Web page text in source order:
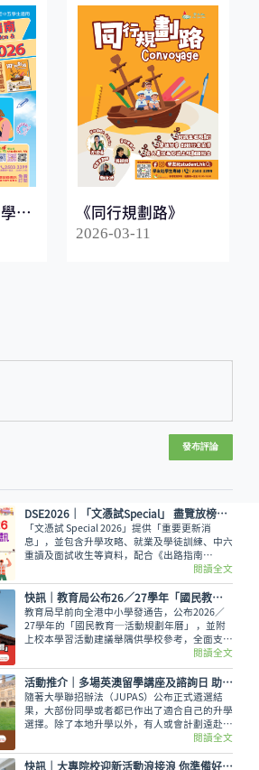
指
《同行規劃路》
2026-03-11
發布評論
DSE2026│「文憑試Special」 盡覽放榜升學出路最新資訊
「文憑試 Special 2026」提供「重要更新消
息」，並包含升學攻略、就業及學徒訓練、中六
重讀及面試收生等資料，配合《出路指南
2026》讓讀者線上線下接收最全面的放榜動
向！
閱讀全文
快訊｜教育局公布26／27學年「國民教育活動規劃年曆」 支援學校規劃國民教育
教育局早前向全港中小學發通告，公布2026／
27學年的「國民教育─活動規劃年曆」 ，並附
上校本學習活動建議舉隅供學校參考，全面支援
閱讀全文
活動推介｜多場英澳留學講座及諮詢日 助你掌握最新海外升學資訊
隨著大學聯招辦法（JUPAS）公布正式遴選結
果，大部份同學或者都已作出了適合自己的升學
選擇。除了本地升學以外，有人或會計劃遠赴外
地學習，而在這個8月便有多場英國及澳洲大學
簽證及生活費等重要資訊。
閱讀全文
快訊｜大專院校迎新活動浪接浪 你準備好過U Life未呢？